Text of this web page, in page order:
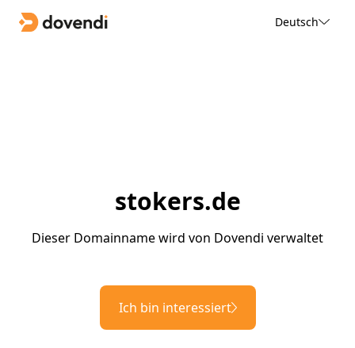
Deutsch
stokers.de
Dieser Domainname wird von Dovendi verwaltet
Ich bin interessiert